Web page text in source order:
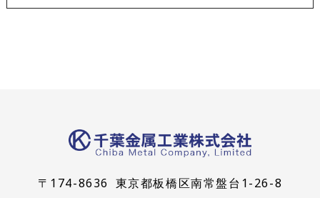
〒174-8636 東京都板橋区南常盤台1-26-8